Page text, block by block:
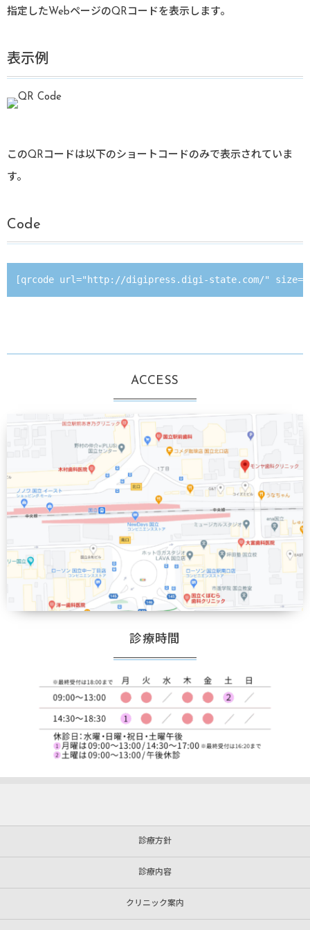
指定したWebページのQRコードを表示します。
表示例
このQRコードは以下のショートコードのみで表示されていま
す。
Code
[qrcode url="http://digipress.digi-state.com/"
ACCESS
診療時間
診療方針
診療内容
クリニック案内